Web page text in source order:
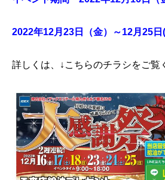
2022年12月23日（金）～12月25
詳しくは、↓こちらのチラシをご覧